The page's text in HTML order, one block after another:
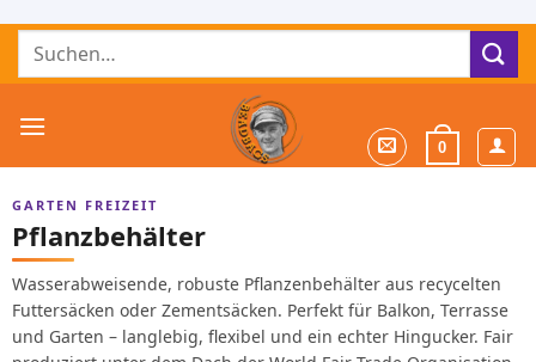
Zum
Inhalt
Suchen
0
GARTEN FREIZEIT
Pflanzbehälter
Wasserabweisende, robuste Pflanzenbehälter aus recycelten
Futtersäcken oder Zementsäcken. Perfekt für Balkon, Terrasse
und Garten – langlebig, flexibel und ein echter Hingucker. Fair